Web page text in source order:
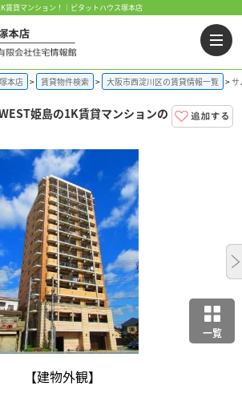
賃貸マンション！｜ピタットハウス塚本店
本店 賃貸物件検索 大阪市西淀川区の賃貸情報一覧 サ
姫島の1K賃貸マンションの
一覧
【建物外観】